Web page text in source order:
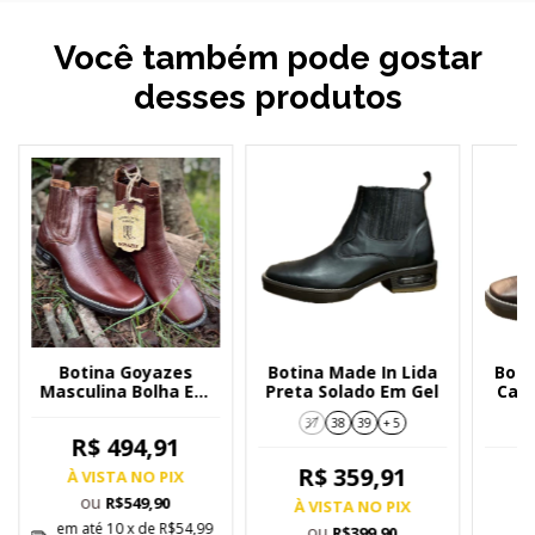
Você também pode gostar
desses produtos
Botina Goyazes
Masculina Bolha Em
R$ 494,91
À VISTA NO PIX
ou R$549,90
em até 10x de R$54,99
Botina Made In Lida
Preta Solado Em Gel
37 38 39 + 5
R$ 359,91
À VISTA NO PIX